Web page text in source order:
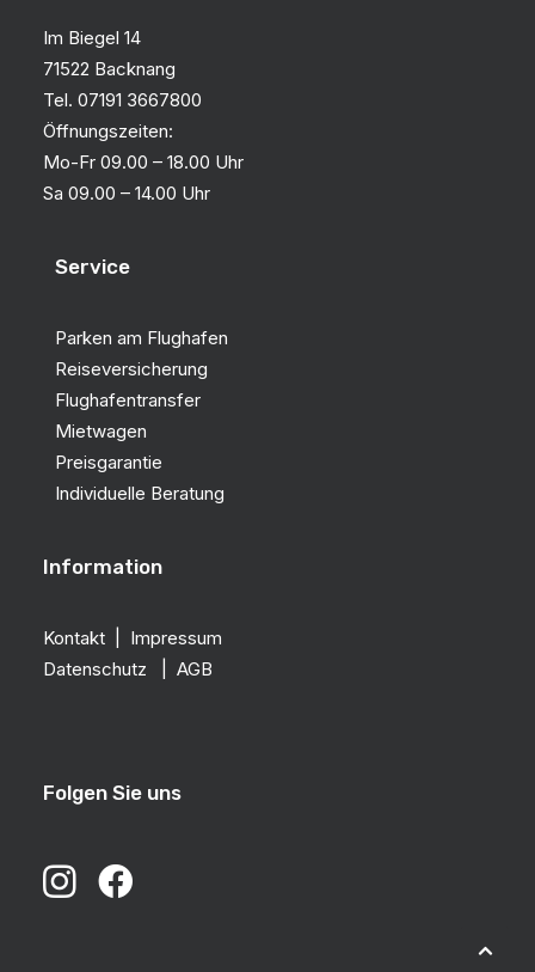
Im Biegel 14
71522 Backnang
Tel. 07191 3667800
Öffnungszeiten:
Mo-Fr 09.00 – 18.00 Uhr
Sa 09.00 – 14.00 Uhr
Service
Parken am Flughafen
Reiseversicherung
Flughafentransfer
Mietwagen
Preisgarantie
Individuelle Beratung
Information
Kontakt
Impressum
Datenschutz
AGB
Folgen Sie uns